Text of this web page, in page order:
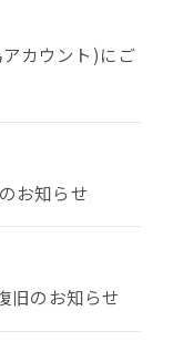
カウント)にご
お知らせ
旧のお知らせ